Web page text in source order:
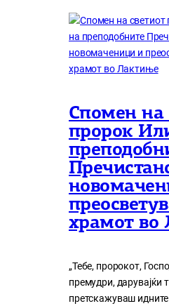
Спомен на
пророк
храмот во
„Тебе, пророкот,
премудри, дарувајќи
претскажуваш